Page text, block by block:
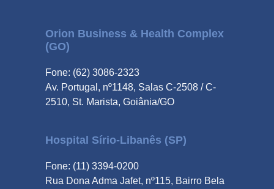
Orion Business & Health Complex
(GO)
Fone: (62) 3086-2323
Av. Portugal, nº1148, Salas C-2508 / C-
2510, St. Marista, Goiânia/GO
Hospital Sírio-Libanês (SP)
Fone: (11) 3394-0200
Rua Dona Adma Jafet, nº115, Bairro Bela